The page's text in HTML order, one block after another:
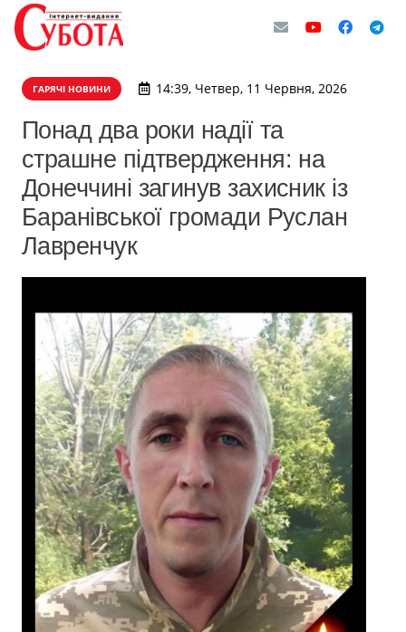
ГАРЯЧІ НОВИНИ 14:39, Четвер, 11 Червня, 2026
Понад два роки надії та
страшне підтвердження: на
Донеччині загинув захисник із
Баранівської громади Руслан
Лавренчук